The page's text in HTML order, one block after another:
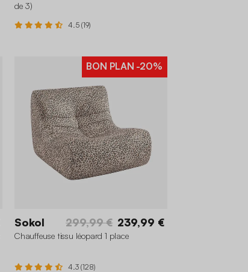
de 3)
4.5 (19)
BON PLAN -20%
Sokol 299,99 € 239,99 €
Chauffeuse tissu léopard 1 place
4.3 (128)